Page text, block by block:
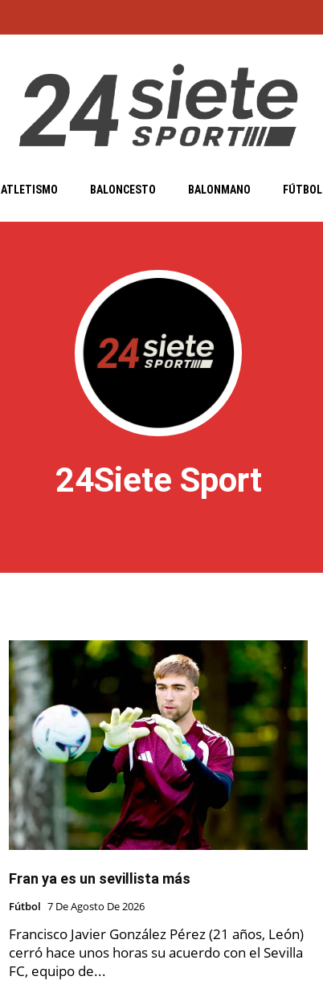
ATLETISMO BALONCESTO BALONMANO FÚTBOL
24Siete Sport
Fran ya es un sevillista más
Fútbol 7 De Agosto De 2026
Francisco Javier González Pérez (21 años, León)
cerró hace unos horas su acuerdo con el Sevilla
FC, equipo de...